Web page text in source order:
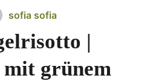
sofia sofia
|
grünem